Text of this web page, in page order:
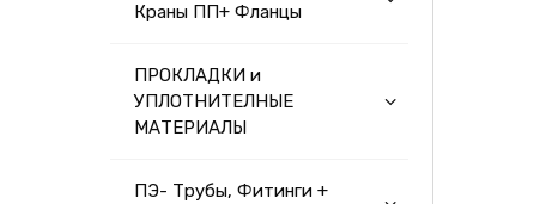
Краны ПП+ Фланцы
ПРОКЛАДКИ и
УПЛОТНИТЕЛНЫЕ
МАТЕРИАЛЫ
ПЭ- Трубы, Фитинги +